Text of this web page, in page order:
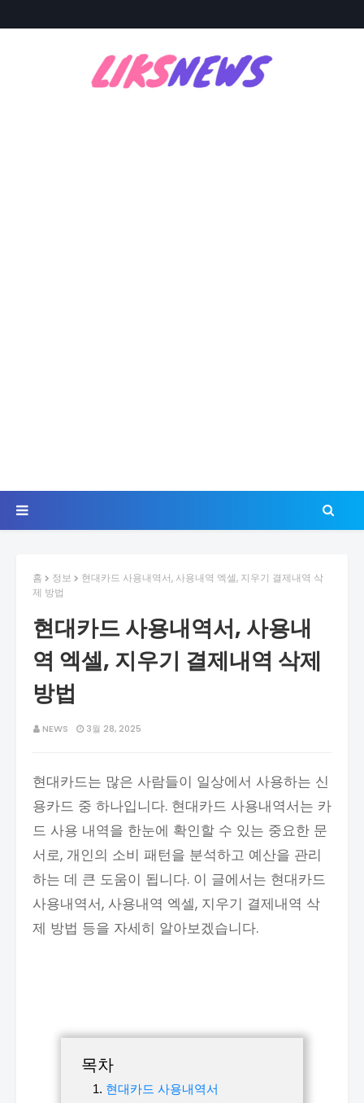
홈 정보
현대카드 사용내역서, 사용내역 엑셀, 지우기 결제내역 삭
제 방법
현대카드 사용내역서, 사용내
역 엑셀, 지우기 결제내역 삭제
방법
NEWS 3월 28, 2025
현대카드는 많은 사람들이 일상에서 사용하는 신
용카드 중 하나입니다. 현대카드 사용내역서는 카
드 사용 내역을 한눈에 확인할 수 있는 중요한 문
서로, 개인의 소비 패턴을 분석하고 예산을 관리
하는 데 큰 도움이 됩니다. 이 글에서는 현대카드
사용내역서, 사용내역 엑셀, 지우기 결제내역 삭
제 방법 등을 자세히 알아보겠습니다.
목차
현대카드 사용내역서